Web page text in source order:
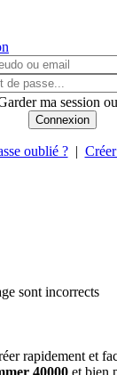
ma session
oublié ?|
sont incorrects
rapidement et
40000 et bien